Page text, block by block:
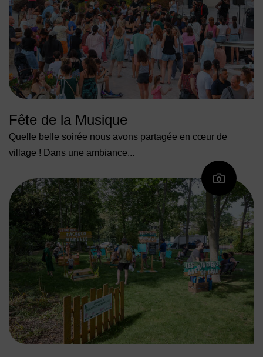
Fête de la Musique
Quelle belle soirée nous avons partagée en cœur de
village ! Dans une ambiance...